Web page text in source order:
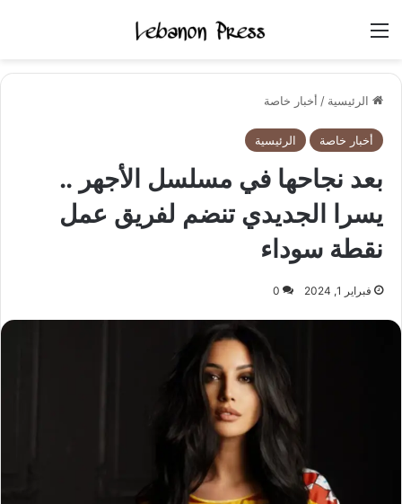
الرئيسية / أخبار خاصة
أخبار خاصة الرئيسية
بعد نجاحها في مسلسل الأجهر ..
يسرا الجديدي تنضم لفريق عمل
نقطة سوداء
فبراير 1, 2024 0